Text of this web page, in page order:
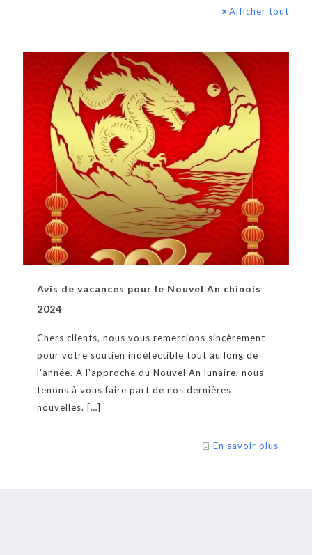
Afficher tout
Avis de vacances pour le Nouvel An chinois
2024
Chers clients, nous vous remercions sincèrement
pour votre soutien indéfectible tout au long de
l'année. À l'approche du Nouvel An lunaire, nous
tenons à vous faire part de nos dernières
nouvelles. […]
En savoir plus